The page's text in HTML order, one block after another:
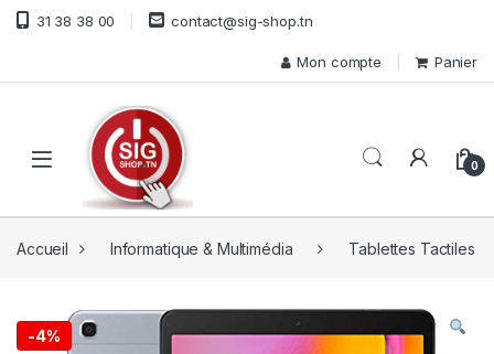
Skip to navigation
Skip to content
31 38 38 00 contact@sig-shop.tn
Mon compte Panier
Open 0
Accueil Informatique & Multimédia Tablettes Tactiles
-4%